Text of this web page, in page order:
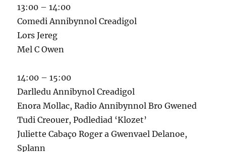
13:00 – 14:00
Comedi Annibynnol Creadigol
Lors Jereg
Mel C Owen
14:00 – 15:00
Darlledu Annibynol Creadigol
Enora Mollac, Radio Annibynnol Bro Gwened
Tudi Creouer, Podlediad ‘Klozet’
Juliette Cabaço Roger a Gwenvael Delanoe,
Splann